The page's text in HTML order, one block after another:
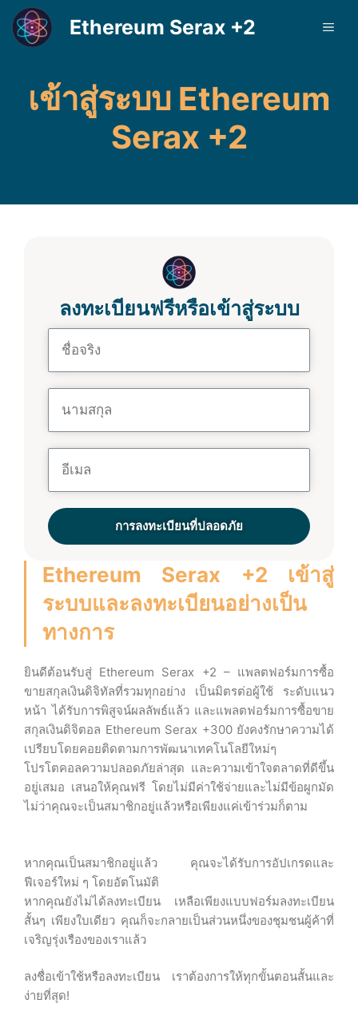
Skip
Ethereum Serax +2
เข้าสู่ระบบ Ethereum
Serax +2
Ethereum Serax +2 เข้าสู่
ระบบและลงทะเบียนอย่างเป็น
ทางการ
ยินดีต้อนรับสู่ Ethereum Serax +2 – แพลตฟอร์มการซื้อ
ขายสกุลเงินดิจิทัลที่รวมทุกอย่าง เป็นมิตรต่อผู้ใช้ ระดับแนว
หน้า ได้รับการพิสูจน์ผลลัพธ์แล้ว และแพลตฟอร์มการซื้อขาย
สกุลเงินดิจิตอล Ethereum Serax +300 ยังคงรักษาความได้
เปรียบโดยคอยติดตามการพัฒนาเทคโนโลยีใหม่ๆ
โปรโตคอลความปลอดภัยล่าสุด และความเข้าใจตลาดที่ดีขึ้น
อยู่เสมอ เสนอให้คุณฟรี โดยไม่มีค่าใช้จ่ายและไม่มีข้อผูกมัด
ไม่ว่าคุณจะเป็นสมาชิกอยู่แล้วหรือเพียงแค่เข้าร่วมก็ตาม
หากคุณเป็นสมาชิกอยู่แล้ว คุณจะได้รับการอัปเกรดและ
ฟีเจอร์ใหม่ ๆ โดยอัตโนมัติ
หากคุณยังไม่ได้ลงทะเบียน เหลือเพียงแบบฟอร์มลงทะเบียน
สั้นๆ เพียงใบเดียว คุณก็จะกลายเป็นส่วนหนึ่งของชุมชนผู้ค้าที่
เจริญรุ่งเรืองของเราแล้ว
ลงชื่อเข้าใช้หรือลงทะเบียน เราต้องการให้ทุกขั้นตอนสั้นและ
ง่ายที่สุด!
ลงทะเบียนฟรีหรือเข้าสู่ระบบ
การลงทะเบียนที่ปลอดภัย